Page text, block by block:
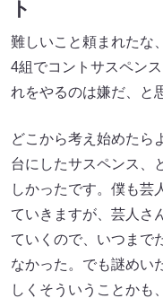
ト
難しいこと頼まれたな
4組でコントサスペン
れをやるのは嫌だ、と
どこから考え始めたら
台にしたサスペンス、
しかったです。僕も芸
ていきますが、芸人さ
ていくので、いつまで
なかった。でも謎めい
しくそういうことかも